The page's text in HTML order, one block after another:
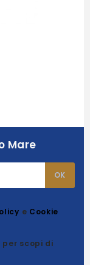
Mare
e Cookie
scopi di